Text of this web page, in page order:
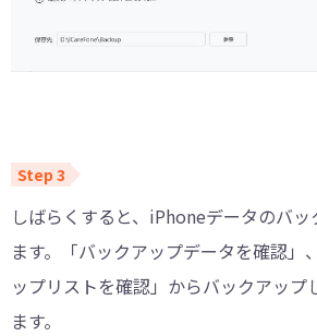
しばらくすると、iPhoneデータのバ
ます。「バックアップデータを確認」
ップリストを確認」からバックアップ
ます。